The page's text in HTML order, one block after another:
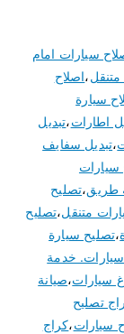
سيارات امام
،اصلاح
سيارة
اطارات،تبديل
،تبديل سفايف
سيارات
طريق،تصليح
متنقل،تصليح
،تصليح سيارة
خدمة
سيارات،صيانة
تصليح
سيارات،كراج